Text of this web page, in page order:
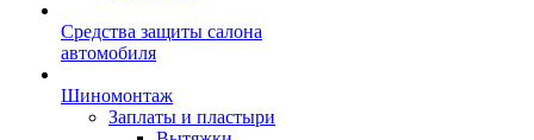
Средства защиты салона
автомобиля
Шиномонтаж
Заплаты и пластыри